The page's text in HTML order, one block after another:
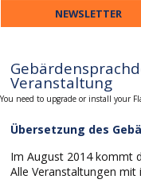
NEWSLETTER
Veranstaltung
You need to upgrade or install your
Übersetzung des
Im August 2014 kommt
Alle Veranstaltungen